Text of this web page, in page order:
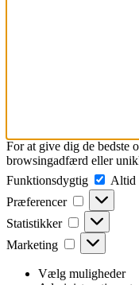
For at give dig de bedste
browsingadfærd eller
Funktionsdygtig
Altid
Præferencer
Statistikker
Statistikker
Marketing
Marketing
Vælg muligheder